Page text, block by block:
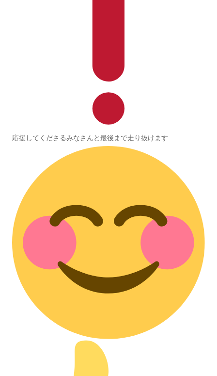
応援してくださるみなさんと最後まで走り抜けます